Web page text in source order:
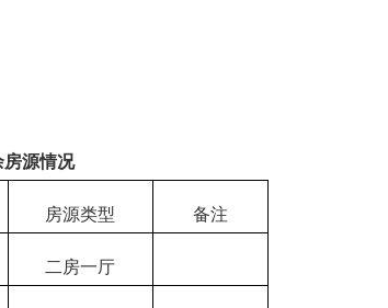
源情况
房源类型 备注
二房一厅